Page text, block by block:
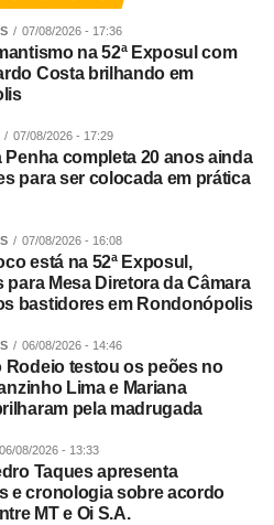
de um grupo criminoso que
de drogas, extorsão,
azar, fraude processual e
para a conclusão das
do inquérito policial, com o
dos envolvidos.
Adsumus equipes da
de Roubos e Furtos (Derf) de
da 1ª Delegacia de Polícia de
de Combate ao Crime
07/08/2026 - 17:36
na 52ª Exposul com
Costa brilhando em
07/08/2026 - 17:29
Penha completa 20 anos ainda
para ser colocada em prática
07/08/2026 - 16:08
está na 52ª Exposul,
para Mesa Diretora da Câmara
bastidores em Rondonópolis
06/08/2026 - 14:46
Rodeio testou os peões no
Lima e Mariana
pela madrugada
06/08/2026 - 13:33
Taques apresenta
e cronologia sobre acordo
MT e Oi S.A.